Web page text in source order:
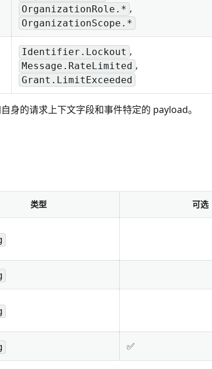
OrganizationRole.* ,
OrganizationScope.*
Identifier.Lockout ,
Message.RateLimited ,
Grant.LimitExceeded
身的请求上下文字段和事件特定的 payload。
类型 可选
✅